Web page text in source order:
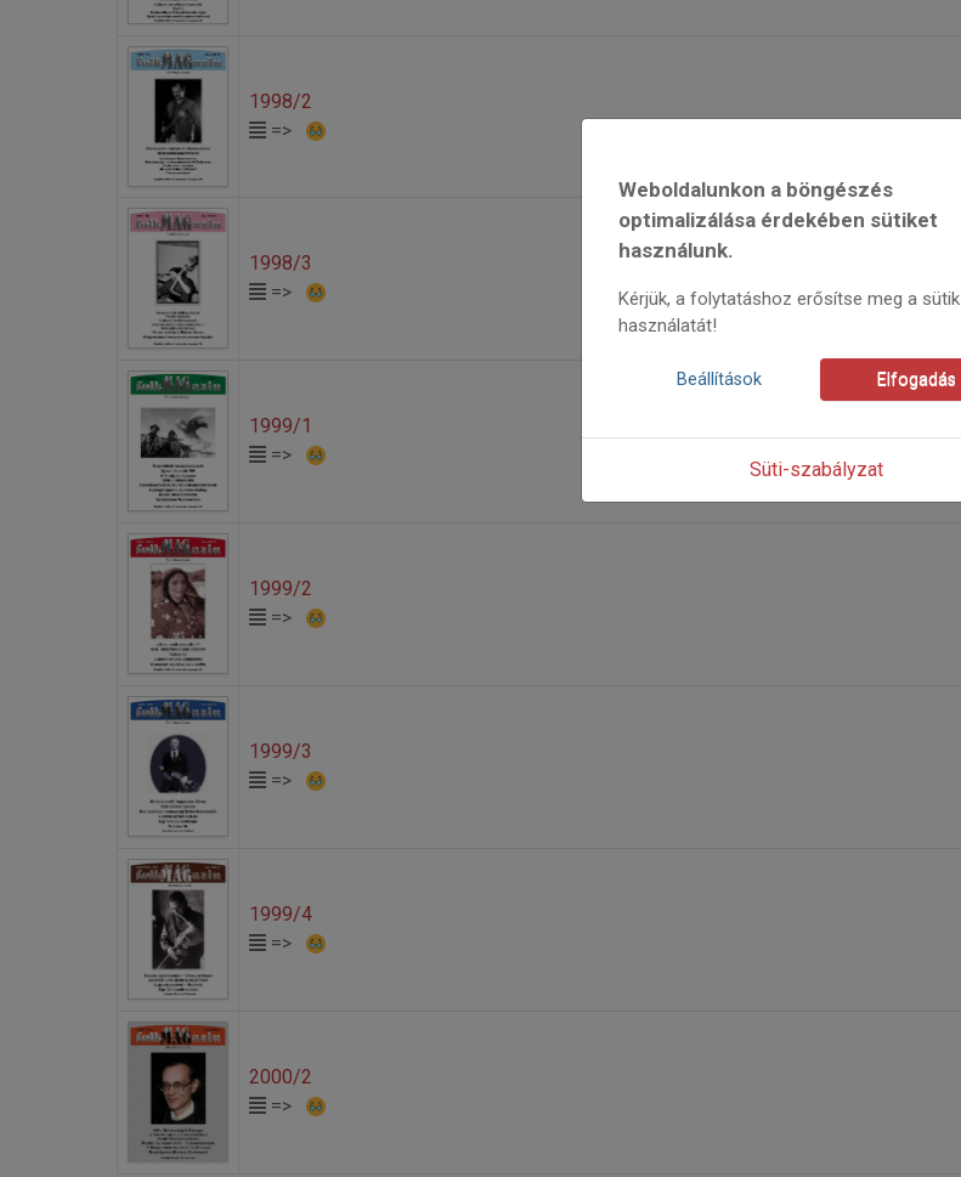
1998/2
=>
1998/3
=>
1999/1
=>
1999/2
=>
1999/3
=>
1999/4
=>
2000/2
=>
Weboldalunkon a böngészés
optimalizálása érdekében sütiket
használunk.
Kérjük, a folytatáshoz erősítse meg a sütik
használatát!
Beállítások Elfogadás
Süti-szabályzat